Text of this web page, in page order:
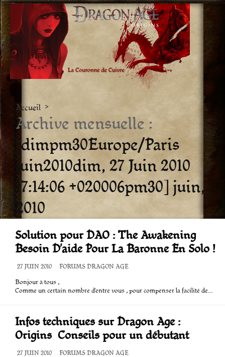
Aller
vers
le
contenu
Accueil >
Archive mensuelle :
[dimpm30Europe/Paris
juin2010dim, 27 Juin 2010
17:14:06 +020006pm30] juin,
2010
Solution pour DAO : The Awakening
Besoin D’aide Pour La Baronne En Solo !
DATE
PUBLICATION
27 JUIN 2010 CATÉGORIES
FORUMS DRAGON AGE
Bonjour à tous ,
Comme un certain nombre d’entre vous , pour compenser la facilité de…
Infos techniques sur Dragon Age :
Origins  Conseils pour un débutant
DATE
27 JUIN 2010 CATÉGORIES
FORUMS DRAGON AGE